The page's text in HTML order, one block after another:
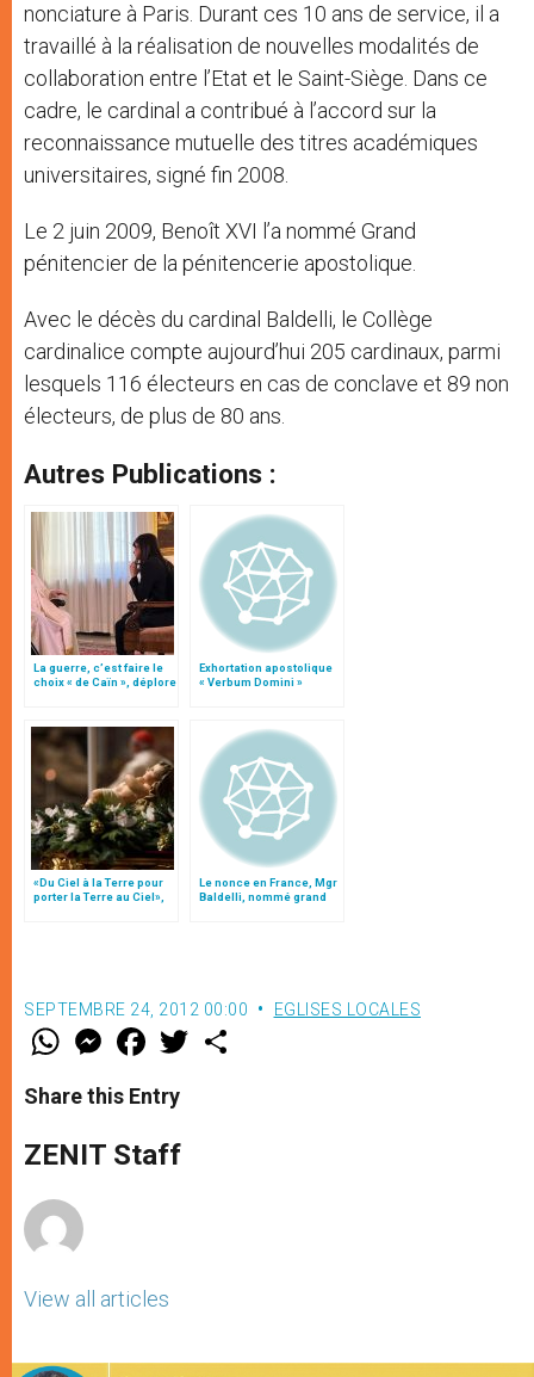
nonciature à Paris. Durant ces 10 ans de service, il a
travaillé à la réalisation de nouvelles modalités de
collaboration entre l’Etat et le Saint-Siège. Dans ce
cadre, le cardinal a contribué à l’accord sur la
reconnaissance mutuelle des titres académiques
universitaires, signé fin 2008.
Le 2 juin 2009, Benoît XVI l’a nommé Grand
pénitencier de la pénitencerie apostolique.
Avec le décès du cardinal Baldelli, le Collège
cardinalice compte aujourd’hui 205 cardinaux, parmi
lesquels 116 électeurs en cas de conclave et 89 non
électeurs, de plus de 80 ans.
Autres Publications :
La guerre, c’est faire le
choix « de Caïn », déplore
Exhortation apostolique
« Verbum Domini »
«Du Ciel à la Terre pour
porter la Terre au Ciel»,
Le nonce en France, Mgr
Baldelli, nommé grand
SEPTEMBRE 24, 2012 00:00 EGLISES LOCALES
W
t
s
p
p
M
e
s
e
g
e
F
a
e
b
o
k
w
Share this Entry
ZENIT Staff
View all articles